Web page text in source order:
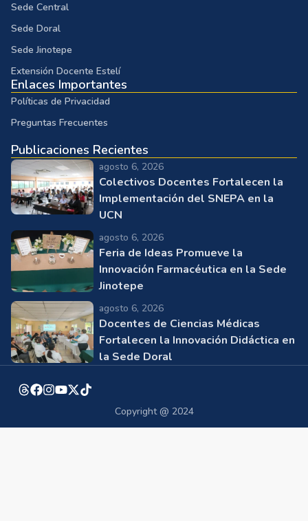
Sede Central
Sede Doral
Sede Jinotepe
Extensión Docente Estelí
Enlaces Importantes
Políticas de Privacidad
Preguntas Frecuentes
Publicaciones Recientes
agosto 6, 2026
Colectivos Docentes Fortalecen la
Implementación del SNEPA en la
UCN
agosto 6, 2026
Feria de Ideas Promueve la
Innovación Farmacéutica en la Sede
Jinotepe
agosto 6, 2026
Docentes de Ciencias Médicas
Fortalecen la Innovación Didáctica en
la Sede Doral
Copyright @ 2024